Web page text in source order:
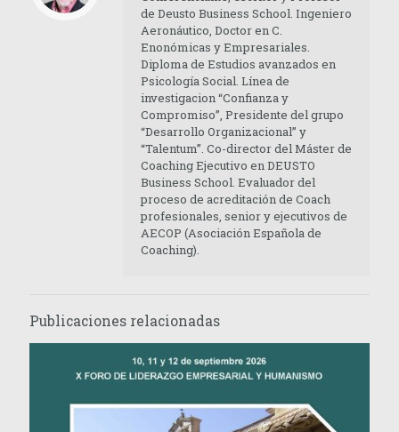
de Deusto Business School. Ingeniero
Aeronáutico, Doctor en C.
Enonómicas y Empresariales.
Diploma de Estudios avanzados en
Psicología Social. Línea de
investigacion “Confianza y
Compromiso”, Presidente del grupo
“Desarrollo Organizacional” y
“Talentum”. Co-director del Máster de
Coaching Ejecutivo en DEUSTO
Business School. Evaluador del
proceso de acreditación de Coach
profesionales, senior y ejecutivos de
AECOP (Asociación Española de
Coaching).
Publicaciones relacionadas